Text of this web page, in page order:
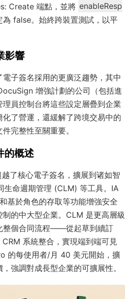
Create 端點，並將 enableResp
為 false。始終跨裝置測試，以平
影響
子簽名採用的更廣泛趨勢，其中
增強計劃的公司（包括進
員控制台將這些設定層疊到企業
了營運，還緩解了跨境交易中的
完整性至關重要。
的概述
了核心電子簽名，擴展到诸如智
生命週期管理 (CLM) 等工具。IA
基於角色的存取等功能增強安全
的中大型企業。CLM 是更高層級
整個合同流程——從起草到續訂
系統整合，實現端到端可見
的每使用者/月 40 美元開始，擴
強調對成長型企業的可擴展性。